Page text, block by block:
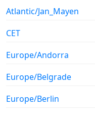
Atlantic/Jan_Mayen
CET
Europe/Andorra
Europe/Belgrade
Europe/Berlin